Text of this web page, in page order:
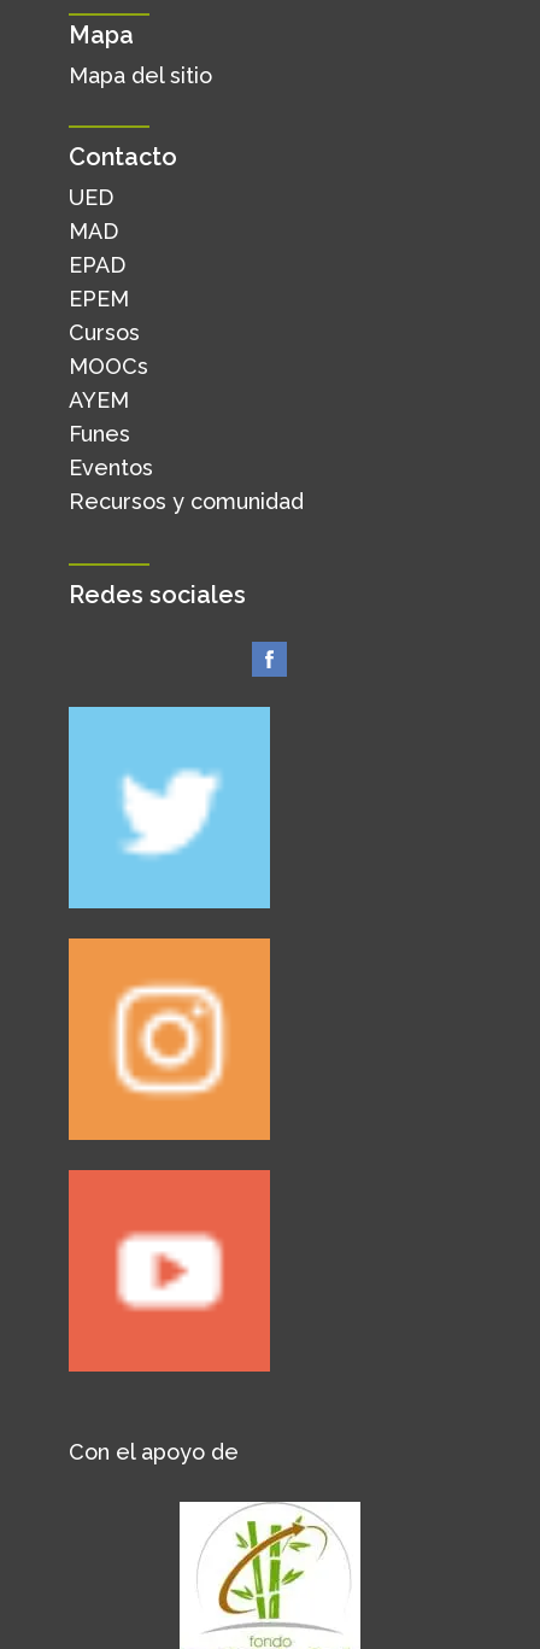
Mapa
Mapa del sitio
Contacto
UED
MAD
EPAD
EPEM
Cursos
MOOCs
AYEM
Funes
Eventos
Recursos y comunidad
Redes sociales
Con el apoyo de